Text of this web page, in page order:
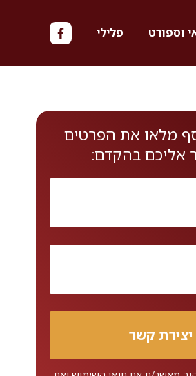
וספורט פלילי
מלאו את הפרטים
אליכם בהקדם: